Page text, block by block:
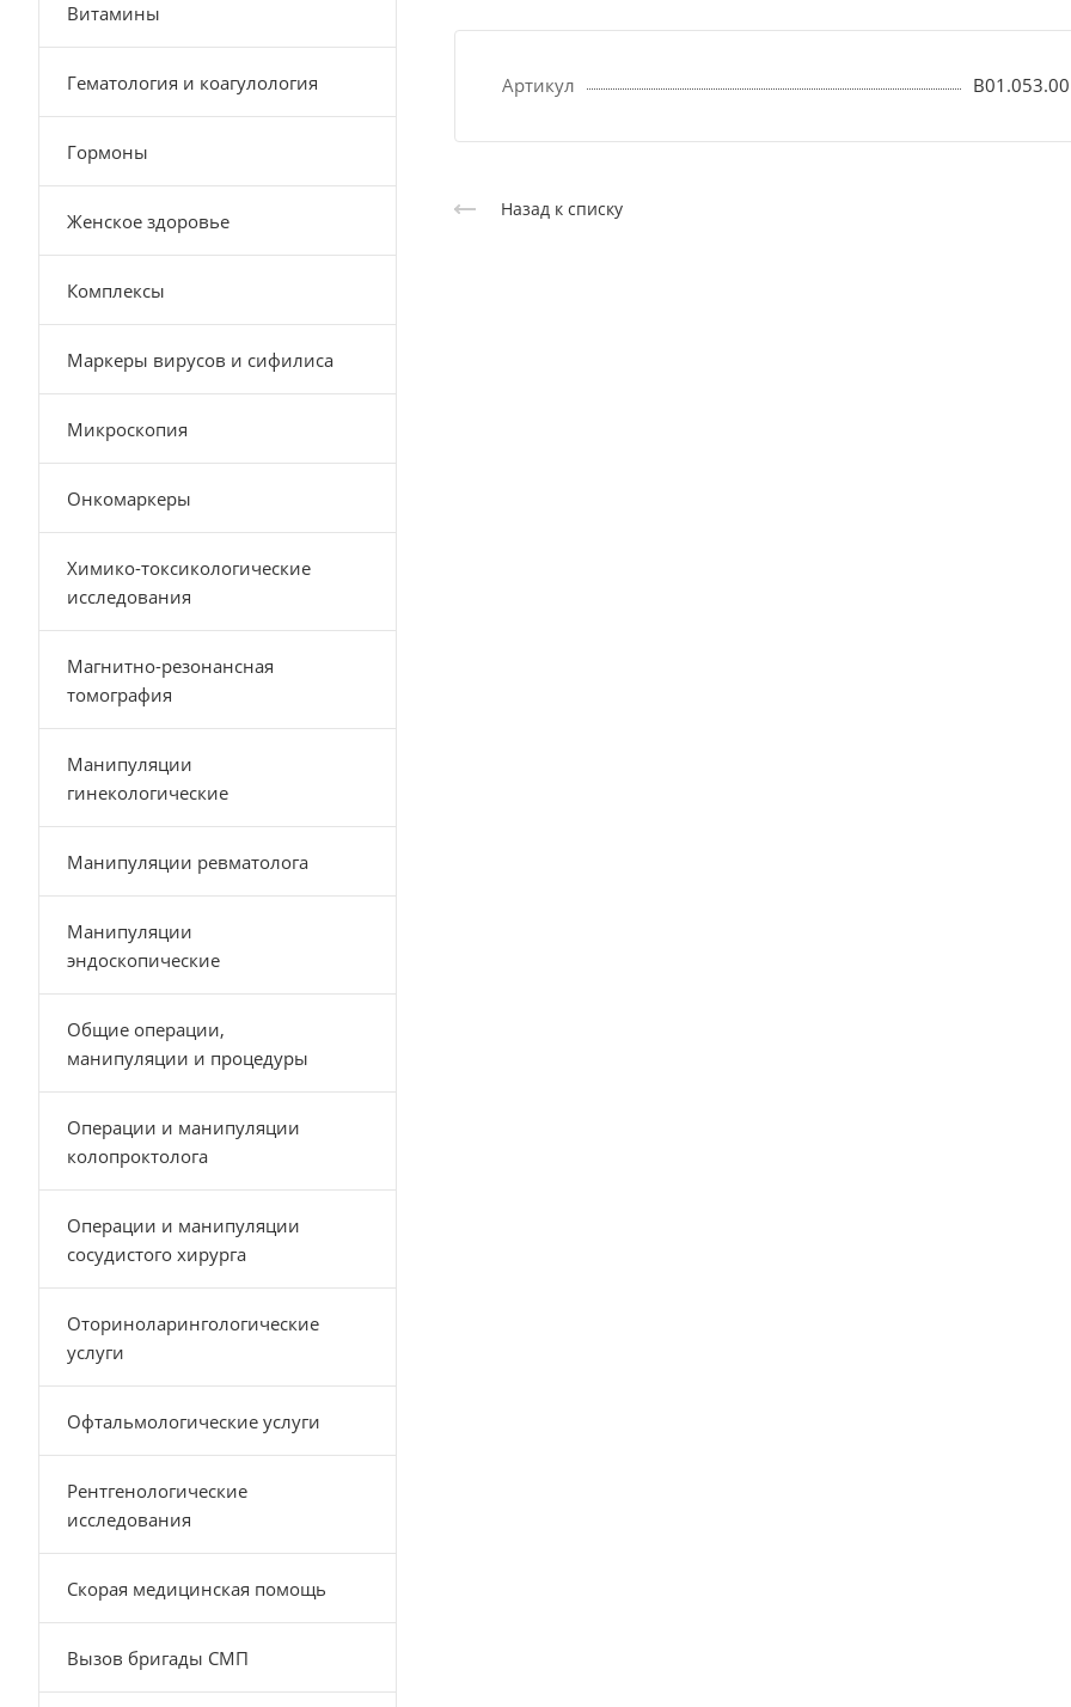
Артикул
Назад к списку
Витамины
Гематология и коагулология
Гормоны
Женское здоровье
Комплексы
Маркеры вирусов и сифилиса
Микроскопия
Онкомаркеры
Химико-токсикологические
исследования
Магнитно-резонансная
томография
Манипуляции
гинекологические
Манипуляции ревматолога
Манипуляции
эндоскопические
Общие операции,
манипуляции и процедуры
Операции и манипуляции
колопроктолога
Операции и манипуляции
сосудистого хирурга
Оториноларингологические
услуги
Офтальмологические услуги
Рентгенологические
исследования
Скорая медицинская помощь
Вызов бригады СМП